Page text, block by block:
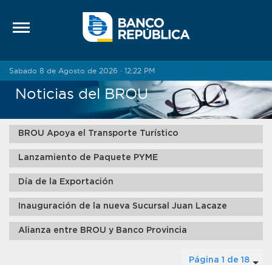
Sabado 8 de Agosto de 2026 · 12:22 PM
Noticias del BROU
BROU Apoya el Transporte Turístico
Lanzamiento de Paquete PYME
Día de la Exportación
Inauguración de la nueva Sucursal Juan Lacaze
Alianza entre BROU y Banco Provincia
Página 1 de 18